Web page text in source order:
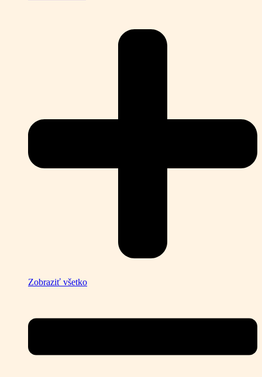
Zobraziť všetko